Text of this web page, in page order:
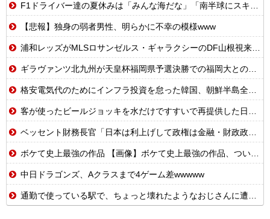
F1ドライバー達の夏休みは「みんな海だな」「南半球にスキーしに行くやついねえのか」との意見
【悲報】独身の弱者男性、明らかに不幸の模様www
浦和レッズがMLSロサンゼルス・ギャラクシーのDF山根視来を獲得へ 曺貴裁監督の湘南時代の教え子
ギラヴァンツ北九州が天皇杯福岡県予選決勝での福岡大とのトラブルを謝罪 退場のFW永井龍には2試合の出場停止処分
格安電気代のためにインフラ投資を怠った韓国、朝鮮半島全域を猛暑が直撃してしまった結果……
客が使ったビールジョッキを水だけですすいで再提供した日本の飲食店…韓国のネットで物議
ベッセント財務長官「日本は利上げして政権は金融・財政政策をとっとと見直せ」厳命されてしまうｗｗｗｗｗ
ボケて史上最強の作品 【画像】ボケて史上最強の作品、ついに決まるｗｗｗｗｗｗｗｗ
中日ドラゴンズ、Aクラスまで4ゲーム差wwwww
通勤で使っている駅で、ちょっと壊れたようなおじさんに遭遇することがよくあった【再】